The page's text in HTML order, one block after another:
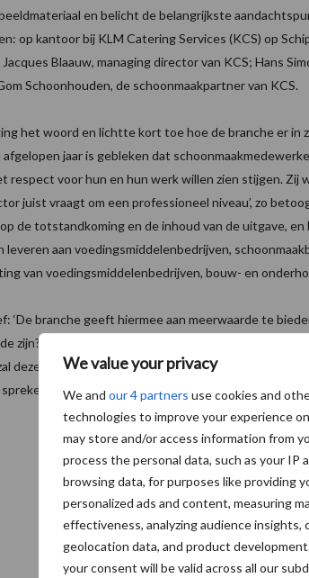
We value your privacy
We and our 4 partners use cookies and
technologies to improve your experience
may store and/or access information from
process the personal data, such as your IP
browsing data, for purposes like providing
personalized ads and content, measuring
effectiveness, analyzing audience insights,
geolocation data, and product
your consent will be valid across all our
en belicht de belangrijkste
op kantoor bij KLM Catering Services (KCS) op
Blaauw, managing director van KCS; Hans
Schoonhouden, de schoonmaakpartner van KCS.
het woord en lichtte kort toe hoe de branche er in
jaar is gebleken dat
respect voor hun en hun werk willen zien stijgen. Zij
juist vraagt om een professioneel niveau’, zo
de totstandkoming en de inhoud van de uitgave, en
aan voedingsmiddelenbedrijven,
van voedingsmiddelenbedrijven, bouw- en
branche geeft hiermee aan meerwaarde te
zijn? Je zet je als branche anders neer. Schoonmaak
uitgave warm aanbevelen.’
‘De uitgave sluit aan bij ons beleid; kwaliteit